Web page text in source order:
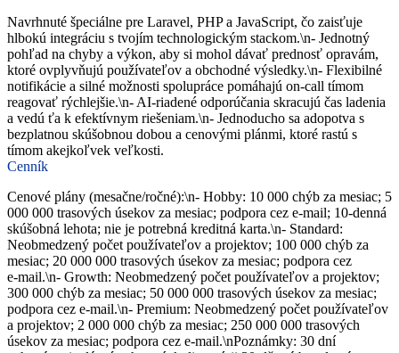
Navrhnuté špeciálne pre Laravel, PHP a JavaScript, čo zaisťuje
hlbokú integráciu s tvojím technologickým stackom.\n- Jednotný
pohľad na chyby a výkon, aby si mohol dávať prednosť opravám,
ktoré ovplyvňujú používateľov a obchodné výsledky.\n- Flexibilné
notifikácie a silné možnosti spolupráce pomáhajú on‑call tímom
reagovať rýchlejšie.\n- AI‑riadené odporúčania skracujú čas ladenia
a vedú ťa k efektívnym riešeniam.\n- Jednoducho sa adopotva s
bezplatnou skúšobnou dobou a cenovými plánmi, ktoré rastú s
tímom akejkoľvek veľkosti.
Cenník
Cenové plány (mesačne/ročné):\n- Hobby: 10 000 chýb za mesiac; 5
000 000 trasových úsekov za mesiac; podpora cez e‑mail; 10‑denná
skúšobná lehota; nie je potrebná kreditná karta.\n- Standard:
Neobmedzený počet používateľov a projektov; 100 000 chýb za
mesiac; 20 000 000 trasových úsekov za mesiac; podpora cez
e‑mail.\n- Growth: Neobmedzený počet používateľov a projektov;
300 000 chýb za mesiac; 50 000 000 trasových úsekov za mesiac;
podpora cez e‑mail.\n- Premium: Neobmedzený počet používateľov
a projektov; 2 000 000 chýb za mesiac; 250 000 000 trasových
úsekov za mesiac; podpora cez e‑mail.\nPoznámky: 30 dní